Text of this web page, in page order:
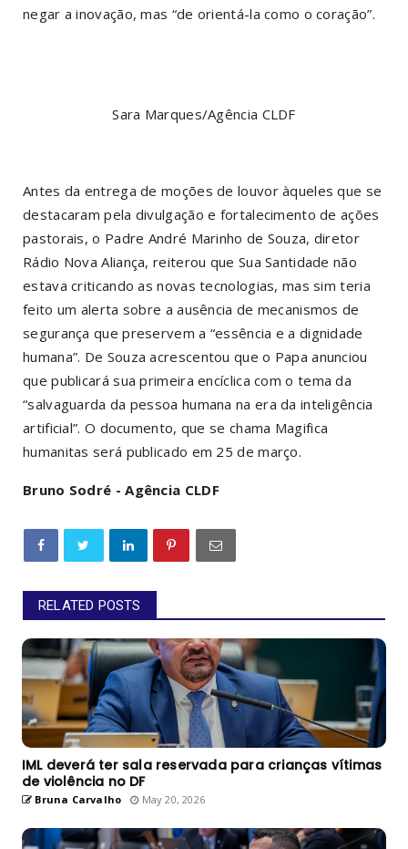
negar a inovação, mas “de orientá-la como o coração”.
Sara Marques/Agência CLDF
Antes da entrega de moções de louvor àqueles que se
destacaram pela divulgação e fortalecimento de ações
pastorais, o Padre André Marinho de Souza, diretor
Rádio Nova Aliança, reiterou que Sua Santidade não
estava criticando as novas tecnologias, mas sim teria
feito um alerta sobre a ausência de mecanismos de
segurança que preservem a “essência e a dignidade
humana”. De Souza acrescentou que o Papa anunciou
que publicará sua primeira encíclica com o tema da
“salvaguarda da pessoa humana na era da inteligência
artificial”. O documento, que se chama Magifica
humanitas será publicado em 25 de março.
Bruno Sodré - Agência CLDF
RELATED POSTS
IML deverá ter sala reservada para crianças vítimas
de violência no DF
Bruna Carvalho May 20, 2026